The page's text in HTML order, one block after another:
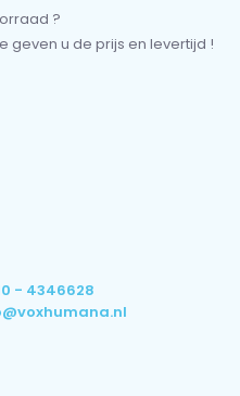
?
geven u de prijs en levertijd !
- 4346628